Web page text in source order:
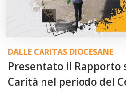
DALLE CARITAS DIOCESANE
Presentato il Rapporto
Carità nel periodo del